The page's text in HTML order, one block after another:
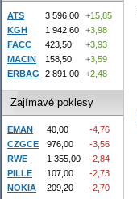
ATS 3 596,00
+15,85
KGH
1 942,60
+3,98
FACC
423,50
+3,93
MACIN
158,50
+3,59
ERBAG
2 891,00 +2,48
Zajímavé poklesy
EMAN 40,00
-4,76
CZGCE
976,00
-3,56
RWE
1 355,00
-2,84
PILLE
107,00
-2,73
NOKIA
209,20 -2,70